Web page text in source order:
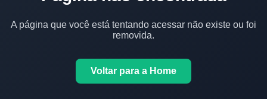
A página que você está tentando acessar não existe ou foi
removida.
Voltar para a Home